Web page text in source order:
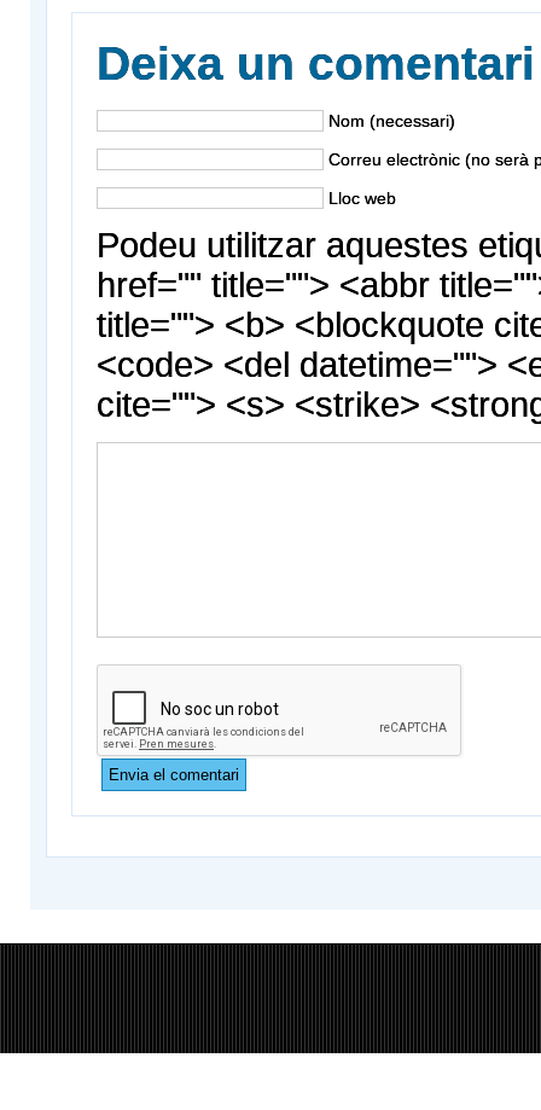
Deixa un comentari
Nom (necessari)
Correu electrònic (no serà
Lloc web
Podeu utilitzar aquestes
href="" title=""> <abbr
title=""> <b> <blockquote
<code> <del datetime="">
cite=""> <s> <strike>